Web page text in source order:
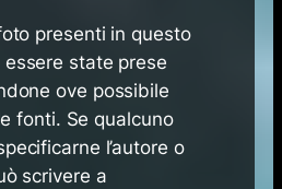
presenti in questo
state prese
ove possibile
fonti. Se qualcuno
l’autore o
scrivere a